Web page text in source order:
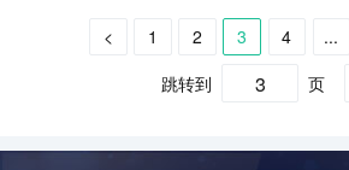
扩大其在国际市场的市场份额，增强品牌竞争力。 总结起来
中国味精企业在全球市场中都占据一定的竞
极应对消费者对食品安全和品质的要求，并
行业的发展产生了积极的影响。因此，中国
前景，为我国经济的增长和相关行业的发展
的合作，探索新的合作方式和模式，以共同
结构，合理控制生产成本，并关注原材料的
争力，许多味精企业开始注重研发和创新，
过不断创新，味精企业可以开辟新的市场需
第三，拓宽销售渠道。随着电子商务的发展
通过网络购物，因此，味精企业也积极拓宽
面，中国人口众多，经济发展迅速，人们对
味精行业也在不断创新和转型升级。生产工
使得中国味精的质量得到提升。同时，一些
塑造和市场拓展上，通过产品升级和营销策
然而，中国味精行业也存在一些痛点问题，
取得了一定的新突破和进步，但仍有部分企
据统计，全球味精的产量在不断增长，预计
增长。亚洲地区是全球味精行业的主要生产
最大的生产和消费国家。中国具有庞大的人
发展趋势是多元化和创新。过去，味精主要
< 1 2 3 4 ...
跳转到
页